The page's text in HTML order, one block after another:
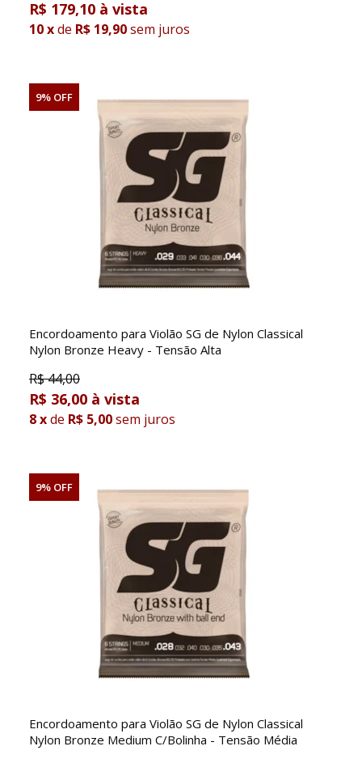
R$ 179,10
10xde R$ 19,90sem juros
9% OFF
Encordoamento para Violão SG de Nylon Classical
Nylon Bronze Heavy - Tensão Alta
R$44,00
R$ 36,00
8xde R$ 5,00sem juros
9% OFF
Encordoamento para Violão SG de Nylon Classical
Nylon Bronze Medium C/Bolinha - Tensão Média